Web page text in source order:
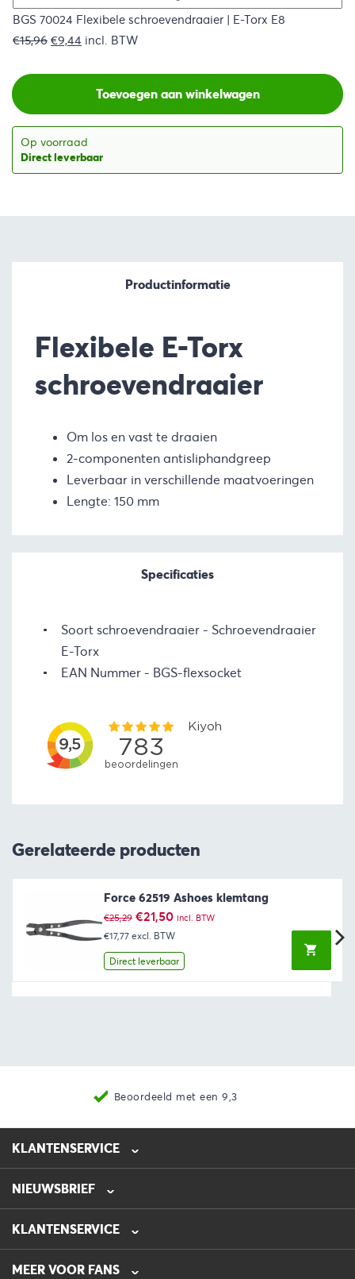
€15,96.€9,44.
BGS 70024 Flexibele schroevendraaier | E-Torx E8
€15,96 Oorspronkelijke
was:
€9,44 Huidige
is:
€9,44.
incl. BTW
Toevoegen aan winkelwagen
Op voorraad
Direct leverbaar
Productinformatie
Flexibele E-Torx
schroevendraaier
Om los en vast te draaien
2-componenten antisliphandgreep
Leverbaar in verschillende maatvoeringen
Lengte: 150 mm
Specificaties
Soort schroevendraaier
Schroevendraaier
E-Torx
EAN Nummer
BGS-flexsocket
Gerelateerde producten
Force 62519 Ashoes klemtang
€25,29 Oorspronkelijke
prijs
was:
€25,29.
€21,50Huidige
prijs
is:
€21,50.
incl. BTW
€17,77 excl. BTW
Direct leverbaar
Beoordeeld met een 9,3
KLANTENSERVICE
0475-218632
info@automotive-line.nl
NIEUWSBRIEF
KLANTENSERVICE
Bestellen
Betalen
MEER VOOR FANS